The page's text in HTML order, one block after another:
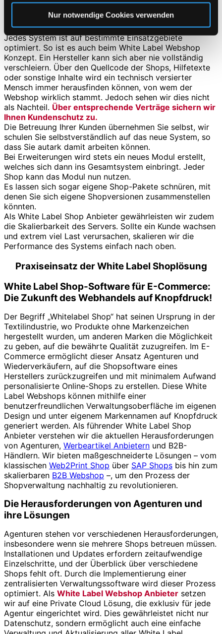
Nur notwendige Cookies verwenden
Vor- und Nachteile eines White-Label
Shopsystems
Jedes System ist auf bestimmte Einsatzgebiete
optimiert. So ist es auch beim White Label Webshop
Konzept. Ein Hersteller kann sich aber nie vollständig
verschleiern. Über den Quellcode der Shops, Hilfetexte
oder sonstige Inhalte wird ein technisch versierter
Mensch immer herausfinden können, von wem der
Webshop wirklich stammt. Jedoch sehen wir dies nicht
als Nachteil. Über entsprechende Verträge sichern wir
Ihnen Kundenschutz zu.
Die Betreuung Ihrer Kunden übernehmen Sie selbst, wir
schulen Sie selbstverständlich auf das neue System, so
dass Sie autark damit arbeiten können.
Bei Erweiterungen wird stets ein neues Modul erstellt,
welches sich dann ins Gesamtsystem einbringt. Jeder
Shop kann das Modul nun nutzen.
Es lassen sich sogar eigene Shop-Pakete schnüren, mit
denen Sie sich eigene Shopversionen zusammenstellen
könnten.
Als White Label Shop Anbieter gewährleisten wir zudem
die Skalierbarkeit des Servers. Sollte ein Kunde wachsen
und extrem viel Last verursachen, skalieren wir die
Performance des Systems einfach nach oben.
Praxiseinsatz der White Label Shoplösung
White Label Shop-Software für E-Commerce:
Die Zukunft des Webhandels auf Knopfdruck!
Der Begriff „Whitelabel Shop“ hat seinen Ursprung in der
Textilindustrie, wo Produkte ohne Markenzeichen
hergestellt wurden, um anderen Marken die Möglichkeit
zu geben, auf die bewährte Qualität zuzugreifen. Im E-
Commerce ermöglicht dieser Ansatz Agenturen und
Wiederverkäufern, auf die Shopsoftware eines
Herstellers zurückzugreifen und mit minimalem Aufwand
personalisierte Online-Shops zu erstellen. Diese White
Label Webshops können mithilfe einer
benutzerfreundlichen Verwaltungsoberfläche im eigenen
Design und unter eigenem Markennamen auf Knopfdruck
generiert werden. Als führender White Label Shop
Anbieter verstehen wir die aktuellen Herausforderungen
von Agenturen, Werbeartikel Anbietern und B2B-
Händlern. Wir bieten maßgeschneiderte Lösungen – vom
klassischen Web2Print Shop über SAP Shops bis hin zum
skalierbaren B2B Webshop –, um den Prozess der
Shopverwaltung nachhaltig zu revolutionieren.
Die Herausforderungen von Agenturen und
ihre Lösungen
Agenturen stehen vor verschiedenen Herausforderungen,
insbesondere wenn sie mehrere Shops betreuen müssen.
Installationen und Updates erfordern zeitaufwendige
Einzelschritte, und der Überblick über verschiedene
Shops fehlt oft. Durch die Implementierung einer
zentralisierten Verwaltungssoftware wird dieser Prozess
optimiert. Als White Label Webshop Anbieter setzen
wir auf eine Private Cloud Lösung, die exklusiv für jede
Agentur eingerichtet wird. Dies gewährleistet nicht nur
Datenschutz, sondern ermöglicht auch eine einfache